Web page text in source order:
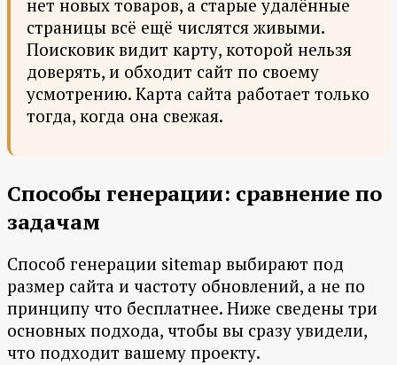
нет новых товаров, а старые удалённые
страницы всё ещё числятся живыми.
Поисковик видит карту, которой нельзя
доверять, и обходит сайт по своему
усмотрению. Карта сайта работает только
тогда, когда она свежая.
Способы генерации: сравнение по
задачам
Способ генерации sitemap выбирают под
размер сайта и частоту обновлений, а не по
принципу что бесплатнее. Ниже сведены три
основных подхода, чтобы вы сразу увидели,
что подходит вашему проекту.